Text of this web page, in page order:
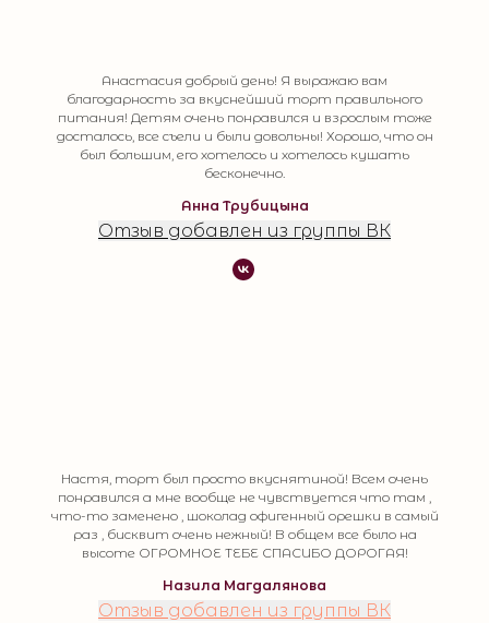
Анастасия добрый день! Я выражаю вам
благодарность за вкуснейший торт правильного
питания! Детям очень понравился и взрослым тоже
досталось, все съели и были довольны! Хорошо, что он
был большим, его хотелось и хотелось кушать
бесконечно.
Анна Трубицына
Отзыв добавлен из группы ВК
Настя, торт был просто вкуснятиной! Всем очень
понравился а мне вообще не чувствуется что там ,
что-то заменено , шоколад офигенный орешки в самый
раз , бисквит очень нежный! В общем все было на
высоте ОГРОМНОЕ ТЕБЕ СПАСИБО ДОРОГАЯ!
Назила Магдалянова
Отзыв добавлен из группы ВК